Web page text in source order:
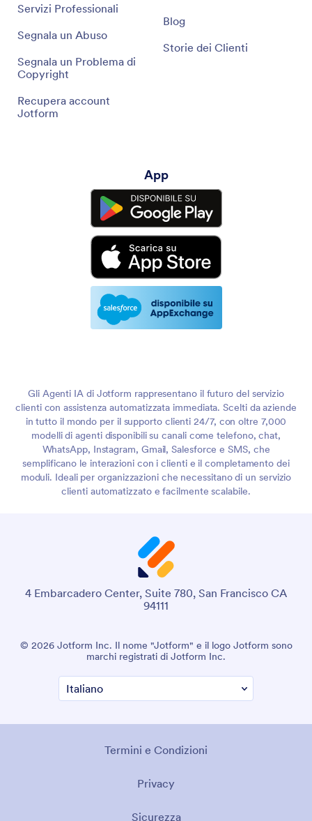
Servizi Professionali
Segnala un Abuso
Segnala un Problema di
Copyright
Recupera account
Jotform
Blog
Storie dei Clienti
App
Gli Agenti IA di Jotform rappresentano il futuro del servizio
clienti con assistenza automatizzata immediata. Scelti da aziende
in tutto il mondo per il supporto clienti 24/7, con oltre 7,000
modelli di agenti disponibili su canali come telefono, chat,
WhatsApp, Instagram, Gmail, Salesforce e SMS, che
semplificano le interazioni con i clienti e il completamento dei
moduli. Ideali per organizzazioni che necessitano di un servizio
clienti automatizzato e facilmente scalabile.
4 Embarcadero Center, Suite 780, San Francisco CA
94111
© 2026 Jotform Inc. Il nome "Jotform" e il logo Jotform sono
marchi registrati di Jotform Inc.
Termini e Condizioni
Privacy
Sicurezza